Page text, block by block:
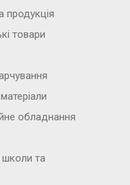
продукція
товари
обладнання
та